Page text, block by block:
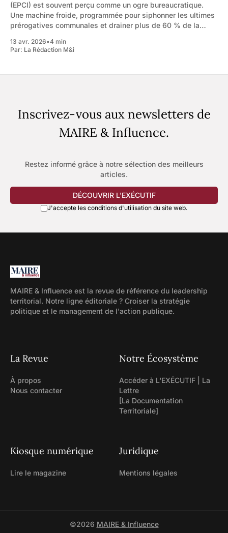
(EPCI) est souvent perçu comme un ogre bureaucratique.
Une machine froide, programmée pour siphonner les ultimes
prérogatives communales et drainer plus de 60 % de la
dépassée. L'agglomération est une chambre de
13 avr. 2026•4 min
Par: La Rédaction M&i
Inscrivez-vous aux newsletters de
MAIRE & Influence.
Restez informé grâce à notre sélection des meilleurs
articles.
DÉCOUVRIR L'EXÉCUTIF
J'accepte les conditions d'utilisation du site web.
MAIRE & Influence est la revue de référence du leadership
territorial. Notre ligne éditoriale ? Croiser la stratégie
politique et le management de l'action publique.
La Revue
À propos
Nous contacter
Notre Écosystème
Accéder à L'EXÉCUTIF | La
Lettre
[La Documentation
Territoriale]
Kiosque numérique
Lire le magazine
Juridique
Mentions légales
©2026 MAIRE & Influence